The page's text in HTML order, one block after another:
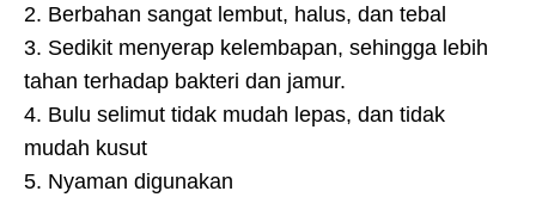
2. Berbahan sangat lembut, halus, dan tebal
3. Sedikit menyerap kelembapan, sehingga lebih
tahan terhadap bakteri dan jamur.
4. Bulu selimut tidak mudah lepas, dan tidak
mudah kusut
5. Nyaman digunakan